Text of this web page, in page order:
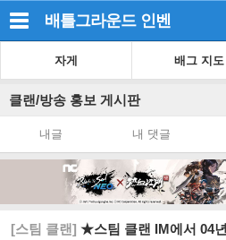
배틀그라운드 인벤
자게 배그 지도
클랜/방송 홍보 게시판
내글 내 댓글
[스팀 클랜] ★스팀 클랜 IM에서 04